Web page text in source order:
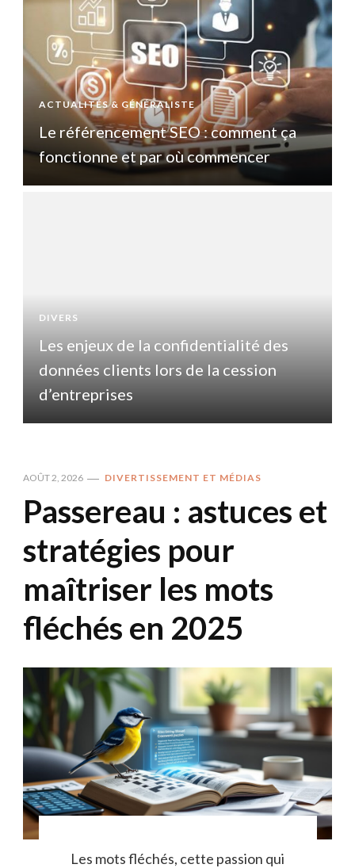
ACTUALITÉS & GÉNÉRALISTE
Le référencement SEO : comment ça
fonctionne et par où commencer
DIVERS
Les enjeux de la confidentialité des
données clients lors de la cession
d’entreprises
AOÛT 2, 2026 DIVERTISSEMENT ET MÉDIAS
Passereau : astuces et
stratégies pour
maîtriser les mots
fléchés en 2025
Les mots fléchés, cette passion qui